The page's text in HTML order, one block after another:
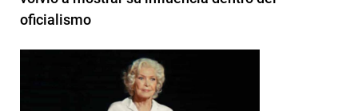
oficialismo